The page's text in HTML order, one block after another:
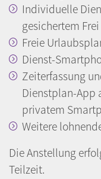
Individuelle
gesichertem Frei
Freie
Dienst-
Zeiterfassung
Dienstplan-App
privatem
Weitere
Die Anstellung
Teilzeit.